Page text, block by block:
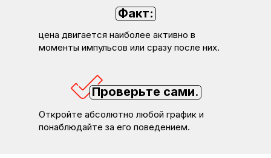
Откройте абсолютно любой график и
понаблюдайте за его поведением.
цена двигается наиболее активно в
моменты импульсов или сразу после них.
Проверьте сами.
Факт: